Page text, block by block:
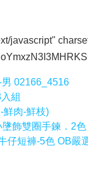
javascript"
02166_4516
組
鮮肉-鮮枝)
飾雙圈手鍊．2色
仔短褲-5色 OB嚴